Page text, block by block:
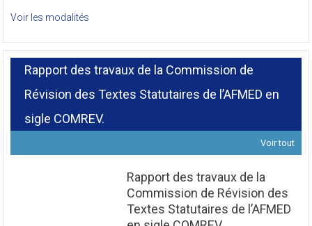
Voir les modalités
Rapport des travaux de la Commission de
Révision des Textes Statutaires de l’AFMED en
sigle COMREV.
Voir tout
Rapport des travaux de la
Commission de Révision des
Textes Statutaires de l’AFMED